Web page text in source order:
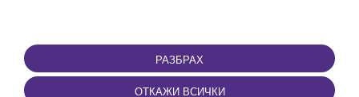
РАЗБРАХ
ОТКАЖИ ВСИЧКИ
ПОЛЗВАНЕ
Правила и условия за
ползване
ПРИЛОЖЕНИЕТО